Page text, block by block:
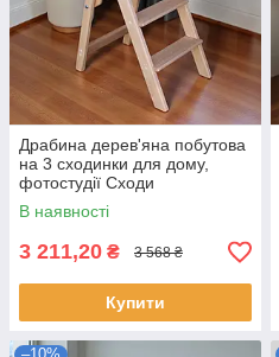
Драбина дерев'яна побутова
на 3 сходинки для дому,
фотостудії Сходи
трансформер легкі складні
розкладні
В наявності
3 211,20 ₴ 3 568 ₴
Купити